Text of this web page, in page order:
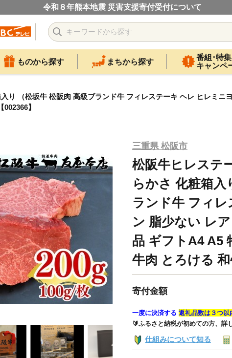
令和８年熊本地震 災害支援寄付受付について
ものから探す まちから探す
番組･特集
キャンペ
り （松坂牛 松阪肉 高級ブランド牛 フィレステーキ ヘレ ヒレミニ
】
三重県 松阪市
松阪牛ヒレステ
らかさ 化粧箱入
ランド牛 フィ
ン 脂少ない レ
品 ギフトA4 A5
牛肉 とろける 和
寄付金額
一度に決済する 返礼品数は３つ以
🔰ふるさと納税が初めての方、詳
仕組みについて知る